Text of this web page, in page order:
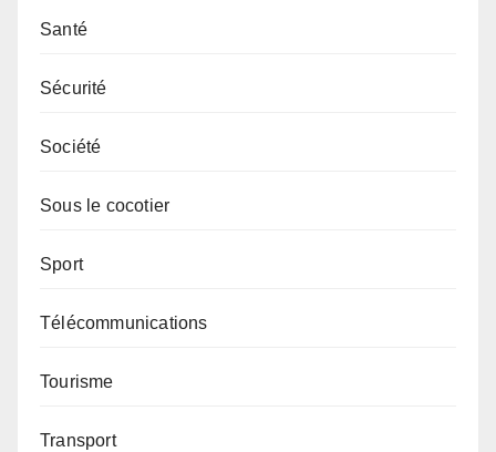
Santé
Sécurité
Société
Sous le cocotier
Sport
Télécommunications
Tourisme
Transport